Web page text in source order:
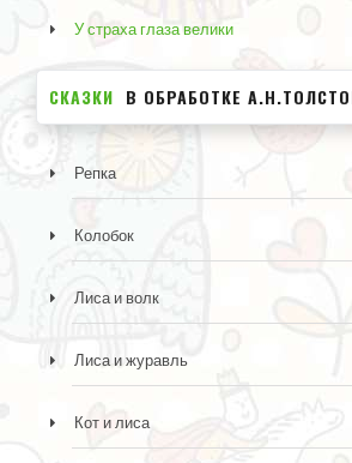
У страха глаза велики
СКАЗКИ В ОБРАБОТКЕ
Репка
Колобок
Лиса и волк
Лиса и журавль
Кот и лиса